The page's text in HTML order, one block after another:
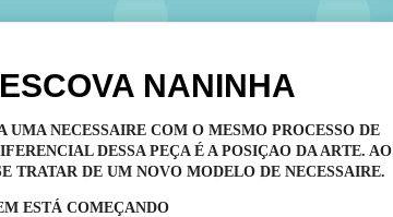
NANINHA
NECESSAIRE COM O MESMO PROCESSO DE
DESSA PEÇA É A POSIÇAO DA ARTE. AO
TRATAR DE UM NOVO MODELO DE NECESSAIRE.
ESTÁ COMEÇANDO